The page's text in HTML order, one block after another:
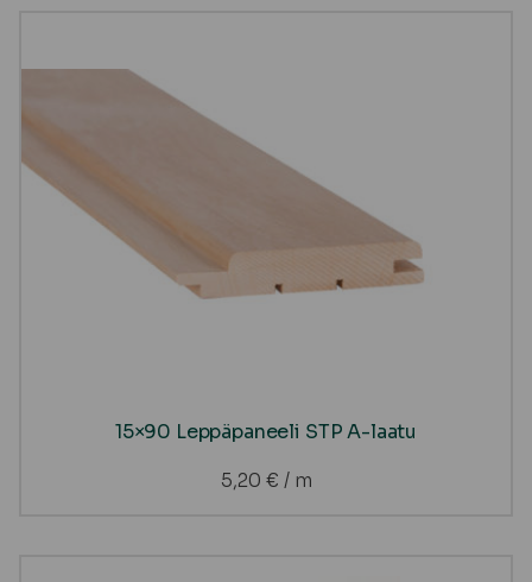
15×90 Leppäpaneeli STP A-laatu
5,20 € / m